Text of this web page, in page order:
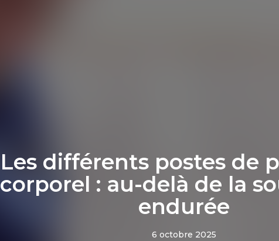
Les différents postes de
corporel : au-delà de la
endurée
6 octobre 2025